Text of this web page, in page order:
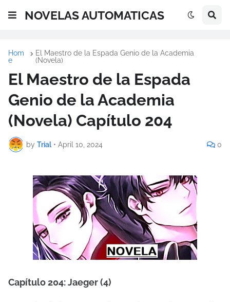
NOVELAS AUTOMATICAS
Hom
e
El Maestro de la Espada Genio de la Academia
(Novela)
El Maestro de la Espada
Genio de la Academia
(Novela) Capítulo 204
by Trial • April 10, 2024 0
Capítulo 204: Jaeger (4)